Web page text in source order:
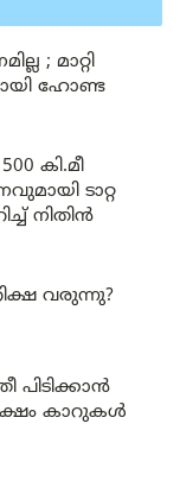
; മാറ്റി
ഹോണ്ട
കി.മീ
ടാറ്റ
നിതിൻ
വരുന്നു?
പിടിക്കാൻ
കാറുകൾ